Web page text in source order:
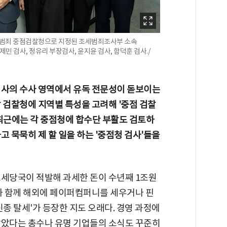
죄 중점검찰청으로 지정된 조세범죄조사부 소속
민 검사, 정유리 부장검사, 윤지윤 검사, 함덕훈 검사./
의 수사 영역에서 유독 전문성이 돋보이는
찰청에 지역별 특성을 고려해 '중점 검찰
에는 각 중점청에 합수단 부활도 검토하
묵묵히 제 할 일을 하는 '중점청 검사'들을
당국이 적발해 과세한 돈이 수년째 1조원
께 해외에 페이퍼컴퍼니를 세우거나 핀
탈세'가 등장한 지도 오래다. 경영 과정에
다는 총수나 유명 기업들의 소식도 꾸준히